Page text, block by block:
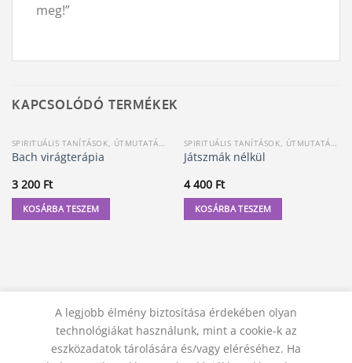
meg!”
KAPCSOLÓDÓ TERMÉKEK
SPIRITUÁLIS TANÍTÁSOK, ÚTMUTATÁSOK
Bach virágterápia
3 200 Ft
KOSÁRBA TESZEM
SPIRITUÁLIS TANÍTÁSOK, ÚTMUTATÁSOK
Játszmák nélkül
4 400 Ft
KOSÁRBA TESZEM
A legjobb élmény biztosítása érdekében olyan
technológiákat használunk, mint a cookie-k az
eszközadatok tárolására és/vagy eléréséhez. Ha